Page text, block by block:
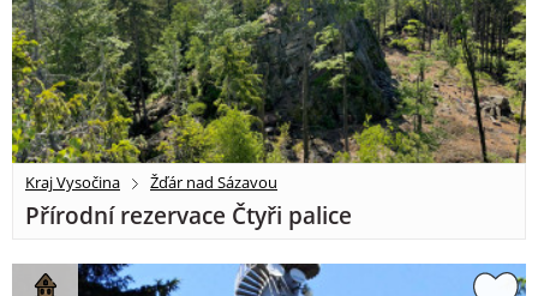
Kraj Vysočina Žďár nad Sázavou
Přírodní rezervace Čtyři palice